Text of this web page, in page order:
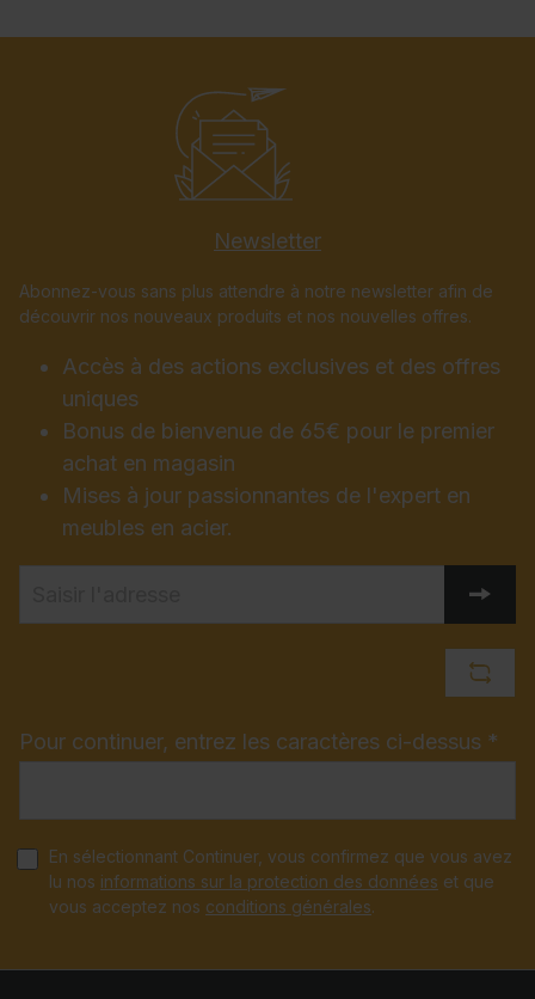
Newsletter
Abonnez-vous sans plus attendre à notre newsletter afin de
découvrir nos nouveaux produits et nos nouvelles offres.
Accès à des actions exclusives et des offres
uniques
Bonus de bienvenue de 65€ pour le premier
achat en magasin
Mises à jour passionnantes de l'expert en
meubles en acier.
Pour continuer, entrez les caractères ci-dessus *
En sélectionnant Continuer, vous confirmez que vous avez
lu nos informations sur la protection des données et que
vous acceptez nos conditions générales.